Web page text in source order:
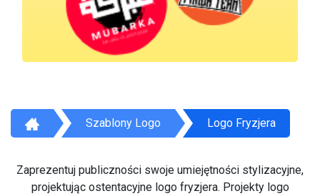
Szablony Logo Logo Fryzjera
Zaprezentuj publiczności swoje umiejętności stylizacyjne,
projektując ostentacyjne logo fryzjera. Projekty logo